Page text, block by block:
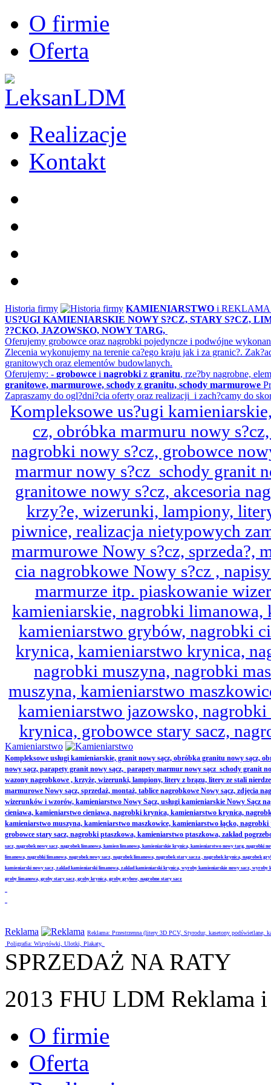
O firmie
Oferta
Realizacje
Kontakt
Historia firmy KAMIENIARSTWO i
US?UGI KAMIENIARSKIE NOWY S?CZ, STARY S?CZ,
??CKO, JAZOWSKO, NOWY TARG,
Oferujemy grobowce oraz nagrobki pojedyncze i podwójne
Zlecenia wykonujemy na terenie ca?ego kraju jak i za granic?.
granitowych oraz elementów budowlanych.
Oferujemy: - grobowce i nagrobki z granitu, rze?by nagrobne,
granitowe, marmurowe, schody z granitu, schody marmurowe
Zapraszamy do ogl?dni?cia oferty oraz realizacji i zach?camy do
Kompleksowe us?ugi
cz, obróbka marmuru nowy
nagrobki nowy s?cz, grobowce
marmur nowy s?cz schody granit
granitowe nowy s?cz, akcesoria
krzy?e, wizerunki, lampiony,
piwnice, realizacja nietypowych
marmurowe Nowy s?cz, sprzeda?,
cia nagrobkowe Nowy s?cz ,
marmurze itp. piaskowanie
kamieniarskie, nagrobki
kamieniarstwo grybów, nagrobki
krynica, kamieniarstwo krynica,
nagrobki muszyna, nagrobki
muszyna, kamieniarstwo
kamieniarstwo jazowsko,
krynica, grobowce stary sacz,
Kamieniarstwo
Kompleksowe usługi kamieniarskie, granit nowy sącz, obróbka granitu nowy sącz,
nowy sącz, parapety granit nowy sącz, parapety marmur nowy sącz schody granit
wazony nagrobkowe , krzyże, wizerunki, lampiony, litery z brązu, litery ze stali
marmurowe Nowy sącz, sprzedaż, montaż, tablice nagrobkowe Nowy sącz, zdjęcia
wizerunków i wzorów, kamieniarstwo Nowy Sącz, usługi kamieniarskie Nowy
cieniawa, kamieniarstwo cieniawa, nagrobki krynica, kamieniarstwo krynica,
kamieniarstwo muszyna, kamieniarstwo maszkowice, kamieniarstwo łącko,
grobowce stary sacz, nagrobki ptaszkowa, kamieniarstwo ptaszkowa, zakład
sacz, nagrobek nowy sacz, nagrobek limanowa, kamien limanowa, kamieniarskie krynica, kamieniarstwo nowy targ,
limanowa, nagrobki limanowa, nagrobek nowy sacz, nagrobek limanowa, nagrobek stary sacza , nagrobek krynica, nagrobek
kamieniarski nowy sacz, zaklad kamieniarski limanowa, zaklad kamieniarski krynica, wyroby kamieniarskie nowy sacz,
groby limanowa, groby stary sacz, groby krynica, groby grybow, nagrobne stary sacz
Reklama
Reklama: Przestrzenna (litery 3D PCV, Styrodur, kasetony
Poligrafia: Wizytówki, Ulotki, Plakaty,
SPRZEDAŻ NA RATY
2013 FHU LDM Reklama
O firmie
Oferta